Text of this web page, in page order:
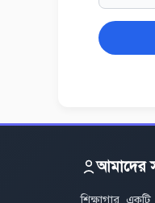
Website
আমাদের
শিক্ষাগার